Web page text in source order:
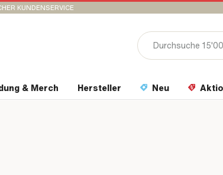
KUNDENSERVICE
& Merch Hersteller Neu